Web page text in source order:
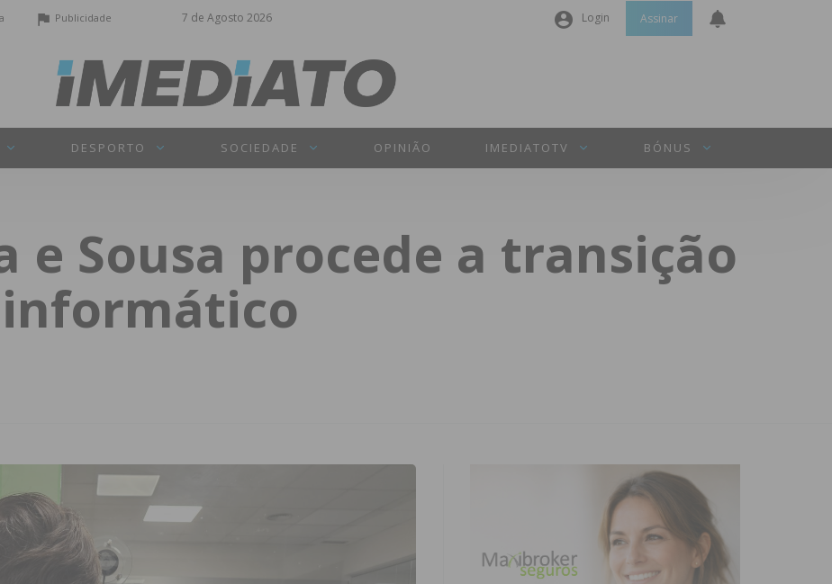
7 de Agosto 2026
Publicidade Login
Senha
INICIAR SESSÃO
Assinar
DESPORTO SOCIEDADE OPINIÃO IMEDIATOTV BÓNUS
e Sousa procede a transição